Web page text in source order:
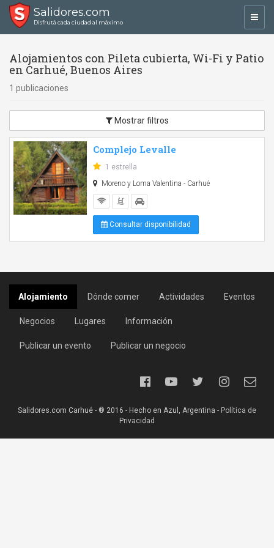
Salidores.com
Disfrutá cada ciudad al máximo
Alojamientos con Pileta cubierta, Wi-Fi y Patio
en Carhué, Buenos Aires
1 publicaciones
Mostrar filtros
Complejo Levalle
1 estrella
Moreno y Loma Valentina - Carhué
Consultar disponibilidad
Alojamiento Dónde comer Actividades Eventos
Negocios Lugares Información
Publicar un evento Publicar un negocio
Salidores.com Carhué - ® 2016 - Hecho en Azul, Argentina - Política de
Privacidad